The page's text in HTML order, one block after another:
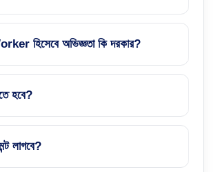
হিসেবে অভিজ্ঞতা কি দরকার?
হবে?
লাগবে?